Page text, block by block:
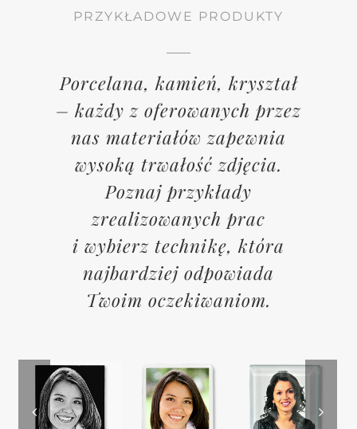
PRZYKŁADOWE PRODUKTY
Porcelana, kamień, kryształ
– każdy z oferowanych przez
nas materiałów zapewnia
wysoką trwałość zdjęcia.
Poznaj przykłady
zrealizowanych prac
i wybierz technikę, która
najbardziej odpowiada
Twoim oczekiwaniom.